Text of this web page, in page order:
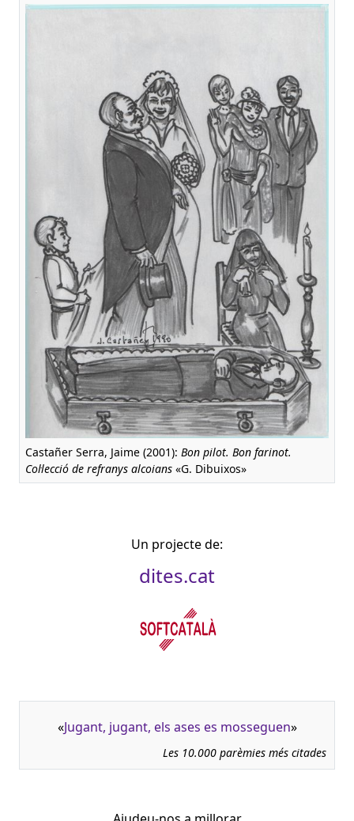
Castañer Serra, Jaime (2001): Bon pilot. Bon farinot.
Col·lecció de refranys alcoians «G. Dibuixos»
Un projecte de:
dites.cat
«Jugant, jugant, els ases es mosseguen»
Les 10.000 parèmies més citades